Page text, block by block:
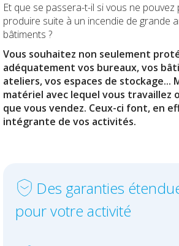
Contact
Newsroom
Jobs
Votre déclaration de sinistre
Et que se passera-t-il si vous ne
produire suite à un incendie de grande
bâtiments ?
Vous souhaitez non seulement
adéquatement vos bureaux, vos
ateliers, vos espaces de stockage...
matériel avec lequel vous travaillez
que vous vendez. Ceux-ci font, en
intégrante de vos activités.
Des garanties
pour votre activité